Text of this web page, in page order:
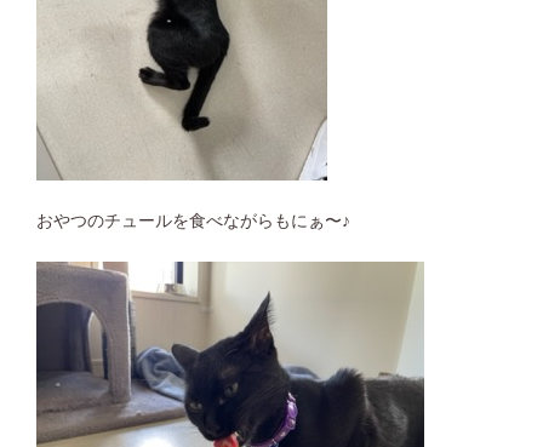
おやつのチュールを食べながらもにぁ〜♪